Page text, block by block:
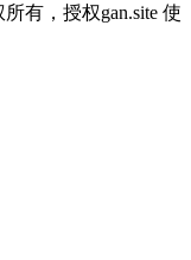
所有，授权gan.site 使